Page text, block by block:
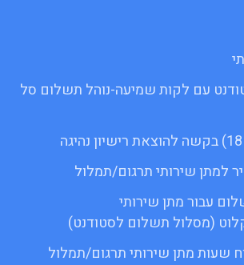
לסטודנט עם לקות שמיעה-נוהל תשלום סל
עבור מתן שירותי
(מסלול תשלום לסטודנט)